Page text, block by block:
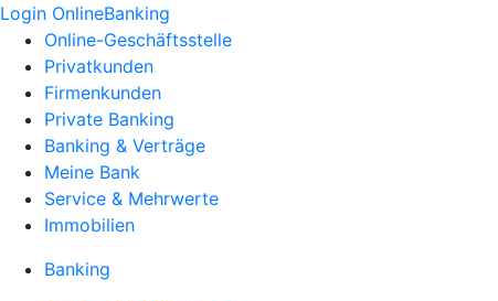
Login OnlineBanking
Online-Geschäftsstelle
Privatkunden
Firmenkunden
Private Banking
Banking & Verträge
Meine Bank
Service & Mehrwerte
Immobilien
Banking